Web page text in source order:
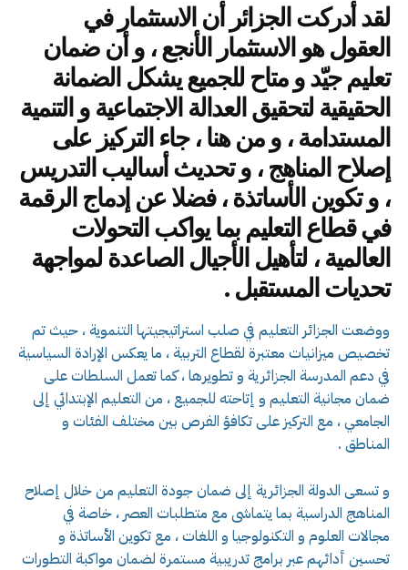
لقد أدركت الجزائر أن الاستثمار في
العقول هو الاستثمار الأنجع ، و أن ضمان
تعليم جيّد و متاح للجميع يشكل الضمانة
الحقيقية لتحقيق العدالة الاجتماعية و التنمية
المستدامة ، و من هنا ، جاء التركيز على
إصلاح المناهج ، و تحديث أساليب التدريس
، و تكوين الأساتذة ، فضلا عن إدماج الرقمة
في قطاع التعليم بما يواكب التحولات
العالمية ، لتأهيل الأجيال الصاعدة لمواجهة
تحديات المستقبل .
ووضعت الجزائر التعليم في صلب استراتيجيتها التنموية ، حيث تم
تخصيص ميزانيات معتبرة لقطاع التربية ، ما يعكس الإرادة السياسية
في دعم المدرسة الجزائرية و تطويرها ، كما تعمل السلطات على
ضمان مجانية التعليم و إتاحته للجميع ، من التعليم الإبتدائي إلى
الجامعي ، مع التركيز على تكافؤ الفرص بين مختلف الفئات و
المناطق .
و تسعى الدولة الجزائرية إلى ضمان جودة التعليم من خلال إصلاح
المناهج الدراسية بما يتماشى مع متطلبات العصر ، خاصة في
مجالات العلوم و التكنولوجيا و اللغات ، مع تكوين الأساتذة و
تحسين أدائهم عبر برامج تدريبية مستمرة لضمان مواكبة التطورات